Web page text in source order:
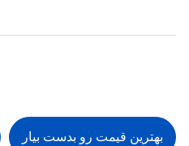
بهترین قیمت رو بدست بیار